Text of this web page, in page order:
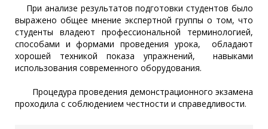
При анализе результатов подготовки студентов было
выражено общее мнение экспертной группы о том, что
студенты владеют профессиональной терминологией,
способами и формами проведения урока, обладают
хорошей техникой показа упражнений, навыками
использования современного оборудования.
Процедура проведения демонстрационного экзамена
проходила с соблюдением честности и справедливости.